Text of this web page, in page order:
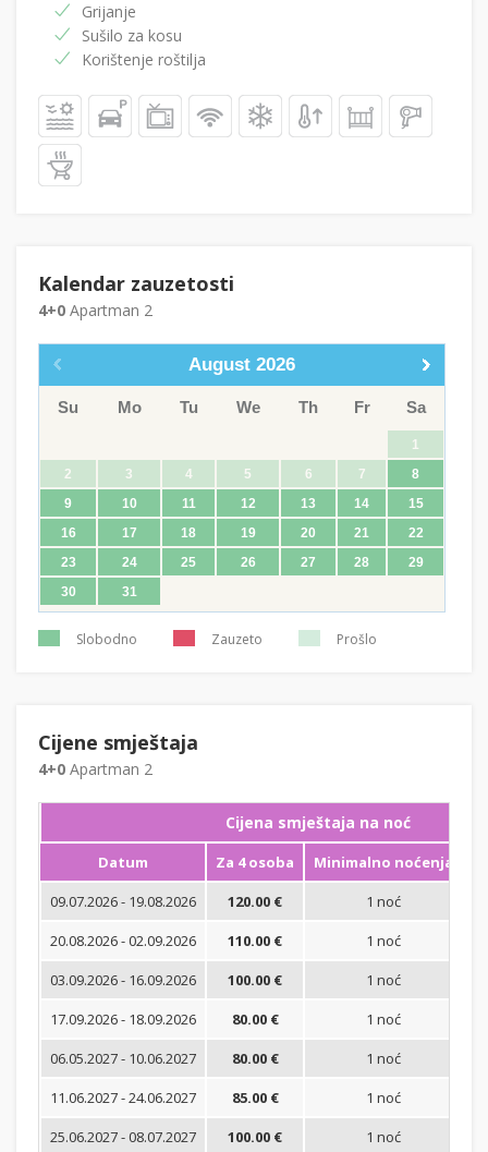
Grijanje
Sušilo za kosu
Korištenje roštilja
Kalendar zauzetosti
4+0 Apartman 2
August 2026
Su Mo Tu We Th Fr Sa
1
2
3 4 5 6 7
8
9
10 11 12 13 14
15
16
17 18 19 20 21
22
23
24 25 26 27 28
29
30
31
Slobodno Zauzeto Prošlo
Cijene smještaja
4+0 Apartman 2
Cijena smještaja na noć
Datum Za 4 osoba
Minimalno noćenja
09.07.2026 - 19.08.2026
120.00 € 1 noć
20.08.2026 - 02.09.2026
110.00 € 1 noć
03.09.2026 - 16.09.2026
100.00 € 1 noć
17.09.2026 - 18.09.2026
80.00 € 1 noć
06.05.2027 - 10.06.2027
80.00 € 1 noć
11.06.2027 - 24.06.2027
85.00 € 1 noć
25.06.2027 - 08.07.2027
100.00 € 1 noć